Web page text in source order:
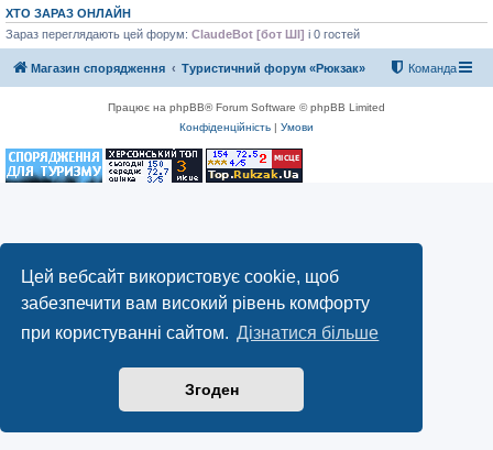
Цей вебсайт використовує cookie, щоб
забезпечити вам високий рівень комфорту
при користуванні сайтом. Дізнатися більше
Згоден
ХТО ЗАРАЗ ОНЛАЙН
Зараз переглядають цей форум: ClaudeBot [бот ШІ] і 0 гостей
Магазин спорядження Туристичний форум «Рюкзак» Команда
Працює на phpBB® Forum Software © phpBB Limited
Конфіденційність | Умови